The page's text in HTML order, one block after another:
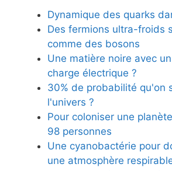
Dynamique des quarks
Des fermions ultra-froids
comme des bosons
Une matière noire avec
charge électrique ?
30% de probabilité qu'on
l'univers ?
Pour coloniser une
98 personnes
Une cyanobactérie pour
une atmosphère